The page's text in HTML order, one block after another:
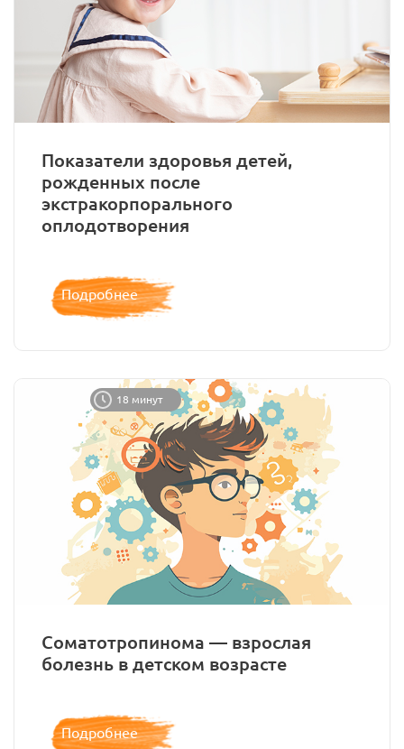
Показатели здоровья детей,
рожденных после
экстракорпорального
оплодотворения
Подробнее
18 минут
Соматотропинома — взрослая
болезнь в детском возрасте
Подробнее